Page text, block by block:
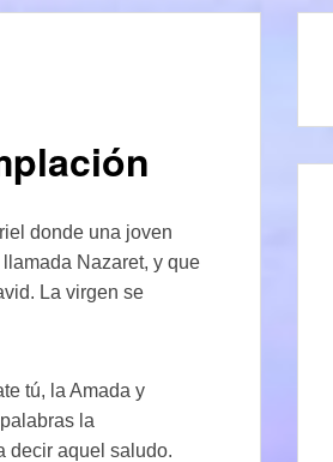
donde una joven
Nazaret, y que
La virgen se
tú, la Amada y
la
decir aquel saludo.